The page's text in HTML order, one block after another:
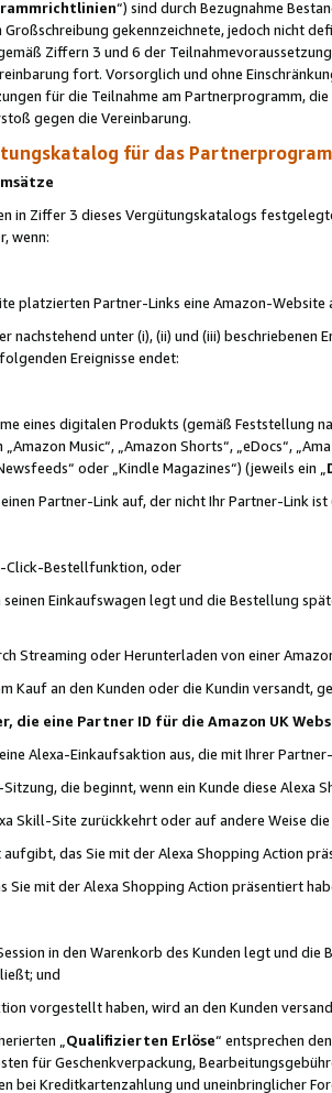
“) sind durch Bezugnahme
gekennzeichnete, jedoch nicht
Ziffern 3 und 6 der
fort. Vorsorglich und ohne
für die Teilnahme am Partnerprogramm,
gegen die Vereinbarung.
für das
in Ziffer 3 dieses Vergütungskatalogs
wenn:
platzierten Partner-Links eine Amazon-Website
unter (i), (ii) und (iii)
Ereignisse endet:
eines digitalen Produkts (gemäß Feststellung
Music“, „Amazon Shorts“, „eDocs“,
oder „Kindle Magazines“) (jeweils ein „
Partner-Link auf, der nicht Ihr Partner-Link ist
Click-Bestellfunktion, oder
Einkaufswagen legt und die Bestellung
Streaming oder Herunterladen von einer
Kauf an den Kunden oder die Kundin versandt,
eine Partner ID für die Amazon UK
Alexa-Einkaufsaktion aus, die mit Ihrer
die beginnt, wenn ein Kunde diese Alexa
Skill-Site zurückkehrt oder auf andere Weise
das Sie mit der Alexa Shopping Action
Sie mit der Alexa Shopping Action präsentiert
in den Warenkorb des Kunden legt und
und
vorgestellt haben, wird an den Kunden
„ Qualifizierten Erlöse“ entsprechen
für Geschenkverpackung,
bei Kreditkartenzahlung und uneinbringlicher